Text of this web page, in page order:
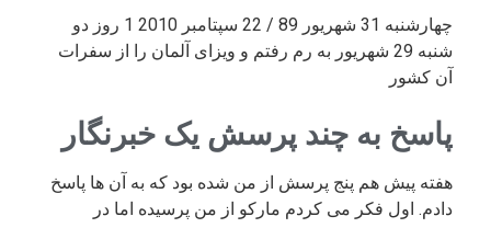
چهارشنبه 31 شهریور 89 / 22 سپتامبر 2010 1 روز دو
شنبه 29 شهریور به رم رفتم و ویزای آلمان را از سفرات
آن کشور
پاسخ به چند پرسش یک خبرنگار
هفته پیش هم پنج پرسش از من شده بود که به آن ها پاسخ
دادم. اول فکر می کردم مارکو از من پرسیده اما در